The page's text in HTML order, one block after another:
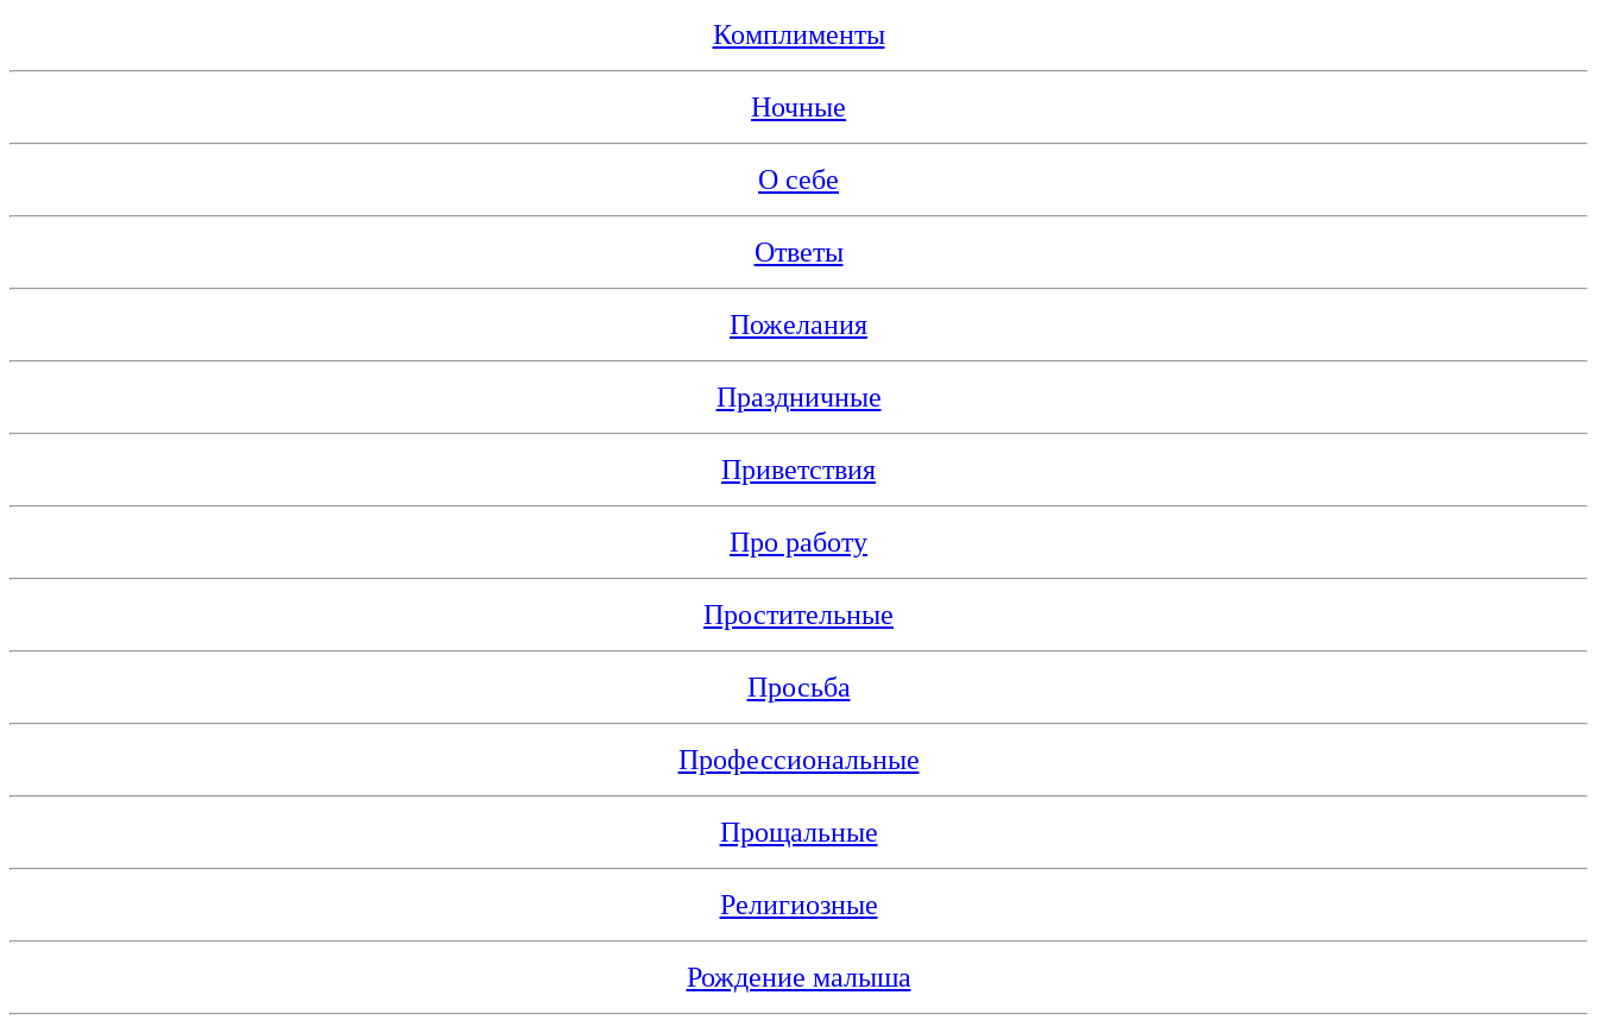
Комплименты
Ночные
О себе
Ответы
Пожелания
Праздничные
Приветствия
Про работу
Простительные
Просьба
Профессиональные
Прощальные
Религиозные
Рождение малыша